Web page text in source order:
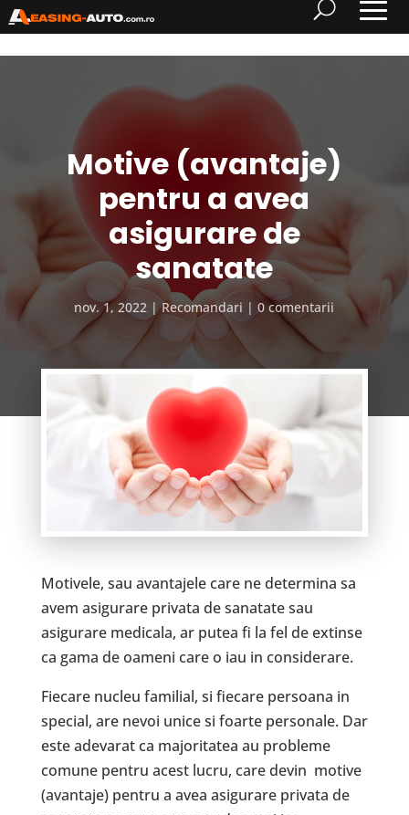
Motive (avantaje)
pentru a avea
asigurare de
sanatate
nov. 1, 2022 Recomandari 0 comentarii
Motivele, sau avantajele care ne determina sa
avem asigurare privata de sanatate sau
asigurare medicala, ar putea fi la fel de extinse
ca gama de oameni care o iau in considerare.
Fiecare nucleu familial, si fiecare persoana in
special, are nevoi unice si foarte personale. Dar
este adevarat ca majoritatea au probleme
comune pentru acest lucru, care devin motive
(avantaje) pentru a avea asigurare privata de